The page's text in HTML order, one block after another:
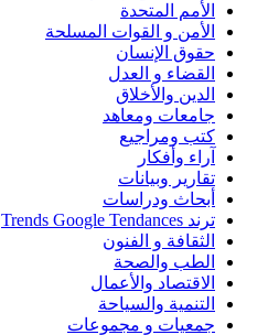
الأمم المتحدة
الأمن و القوات المسلحة
حقوق الإنسان
القضاء و العدل
الدين والأخلاق
جامعات ومعاهد
كتب ومراجيع
آراء وأفكار
تقارير وبيانات
أبحاث ودراسات
ترند Trends Google Tendances
الثقافة و الفنون
الطب والصحة
الاقتصاد والأعمال
التنمية والسياحة
جمعيات و مجموعات